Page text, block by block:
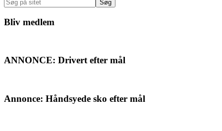
på
sitet
Bliv medlem
ANNONCE: Drivert efter mål
Annonce: Håndsyede sko efter mål